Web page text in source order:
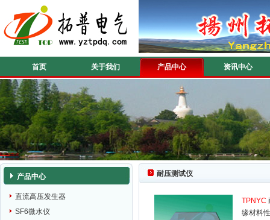
首页 关于我们 产品中心 资讯中心
产品中心
直流高压发生器
SF6微水仪
耐压测试仪
TPNYC
缘材料